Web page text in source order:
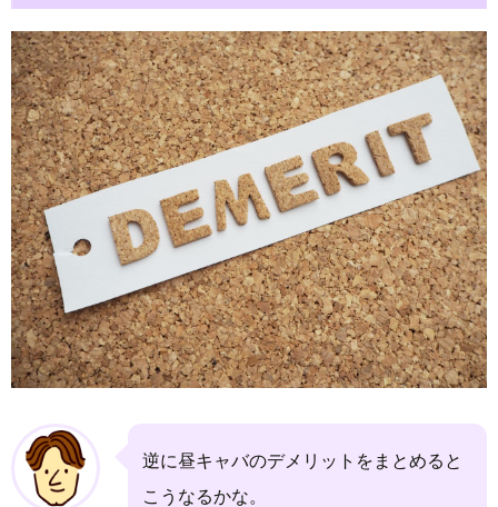
逆に昼キャバのデメリットをまとめると
こうなるかな。